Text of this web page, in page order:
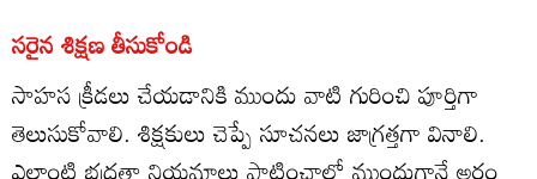
సరైన శిక్షణ తీసుకోండి
సాహస క్రీడలు చేయడానికి ముందు వాటి గురించి పూర్తిగా
తెలుసుకోవాలి. శిక్షకులు చెప్పే సూచనలు జాగ్రత్తగా వినాలి.